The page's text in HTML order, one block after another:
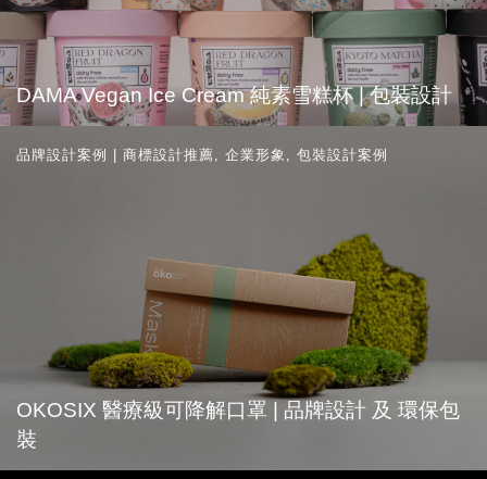
DAMA Vegan Ice Cream 純素雪糕杯 | 包裝設計
OKOSIX 醫療級可降解口罩 | 品牌設計 及 環保包
裝
品牌設計案例 | 商標設計推薦 企業形象 包裝設計案例